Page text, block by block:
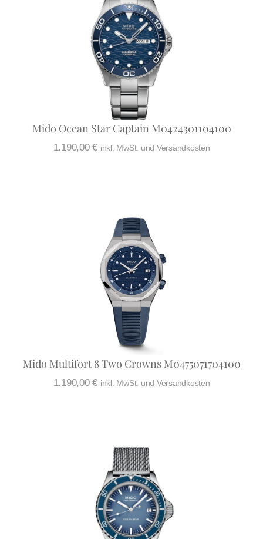
Mido Ocean Star Captain M0424301104100
1.190,00€ inkl. MwSt. und Versandkosten
Mido Multifort 8 Two Crowns M0475071704100
1.190,00€ inkl. MwSt. und Versandkosten